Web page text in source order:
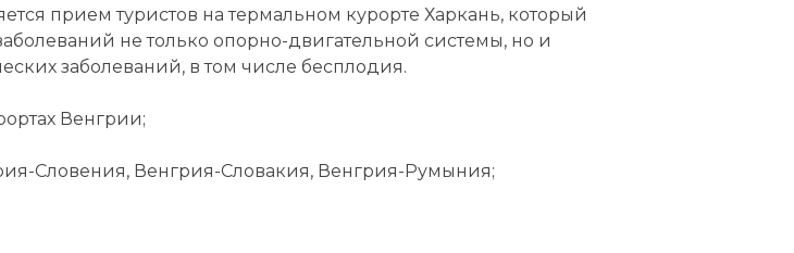
прием туристов на термальном курорте Харкань, который
не только опорно-двигательной системы, но и
заболеваний, в том числе бесплодия.
Венгрии;
Словения, Венгрия-Словакия, Венгрия-Румыния;